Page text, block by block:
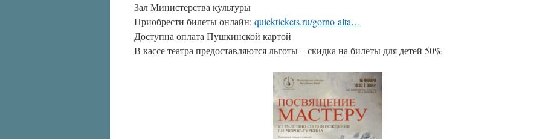
Зал Министерства культуры
Приобрести билеты онлайн: quicktickets.ru/gorno-alta…
Доступна оплата Пушкинской картой
В кассе театра предоставляются льготы – скидка на билеты для детей 50%